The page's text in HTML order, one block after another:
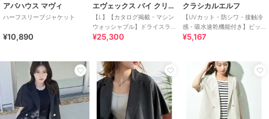
アバハウス マヴィ
ハーフスリーブジャケット
¥10,890
エヴェックス バイ クリツィア
【L】【カタログ掲載・マシン
ウォッシャブル】ドライスラ
ブハーフスリーブジャケット
¥25,300
クラシカルエルフ
【UVカット・防シワ・接触冷
感・吸水速乾機能付き】ビッ
グシルエットハーフスリーブ
¥5,167